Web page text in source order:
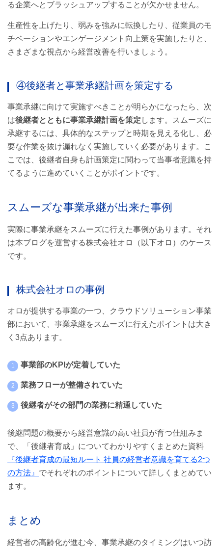
る企業へとブラッシュアップすることが欠かせません。
生産性を上げたり、弱みを強みに転換したり、従業員のモ
チベーションやエンゲージメント向上策を実施したりと、
さまざまな視点から経営改善を行いましょう。
④後継者と事業承継計画を策定する
事業承継に向けて実施すべきことが明らかになったら、次
は後継者とともに事業承継計画を策定 します。スムーズに
承継するには、具体的なステップと時期を見える化し、必
要な作業を抜け漏れなく実施していく必要があります。こ
こでは、後継者自身も計画策定に関わって当事者意識を持
てるように進めていくことがポイントです。
スムーズな事業承継が出来た事例
実際に事業承継をスムーズに行えた事例があります。それ
は本ブログを運営する株式会社オロ（以下オロ）のケース
です。
株式会社オロの事例
オロが提供する事業の一つ、クラウドソリューション事業
部において、事業承継をスムーズに行えたポイントは大き
く3点あります。
事業部のKPIが定着していた
業務フローが整備されていた
後継者がその部門の業務に精通していた
後継問題の概要から経営意識の高い社員が育つ仕組みま
で、「後継者育成」についてわかりやすくまとめた資料
『後継者育成の最短ルート 社員の経営者意識を育てる2つ
の方法』 でそれぞれのポイントについて詳しくまとめてい
ます。
まとめ
経営者の高齢化が進む今、事業承継のタイミングはいつ訪